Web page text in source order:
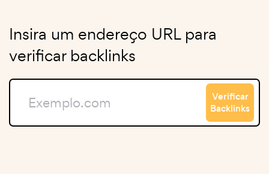
Insira um endereço URL para
verificar backlinks
Verificar
Backlinks